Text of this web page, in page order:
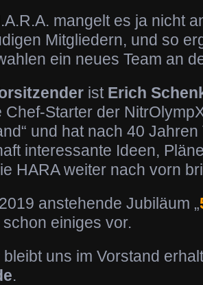
mangelt es ja nicht
Mitgliedern, und so
ein neues Team an
ist Erich
Chef-Starter der
und hat nach 40
interessante Ideen,
HARA weiter nach vorn
anstehende Jubiläum „
einiges vor.
bleibt uns im Vorstand
.